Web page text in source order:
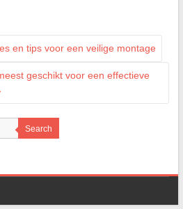
en tips voor een veilige montage
geschikt voor een effectieve
Search